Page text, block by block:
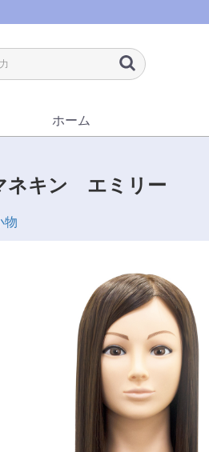
ホーム
ネキン エミリー
物